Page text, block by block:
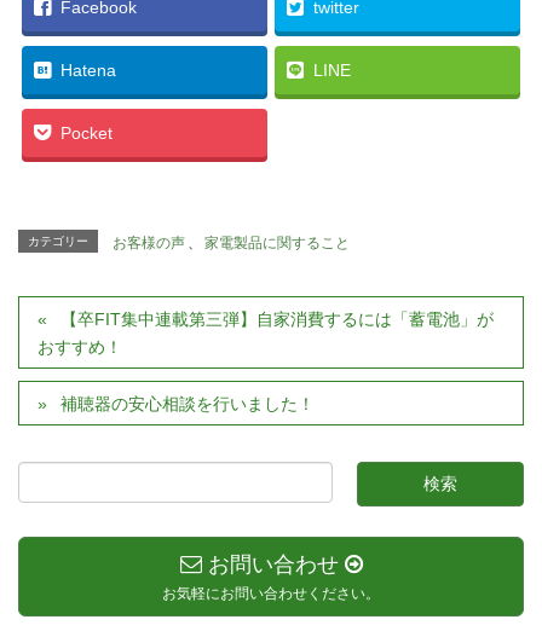
Facebook twitter
Hatena LINE
Pocket
カテゴリー お客様の声 家電製品に関すること
【卒FIT集中連載第三弾】自家消費するには「蓄電池」が
おすすめ！
補聴器の安心相談を行いました！
お問い合わせ
お気軽にお問い合わせください。